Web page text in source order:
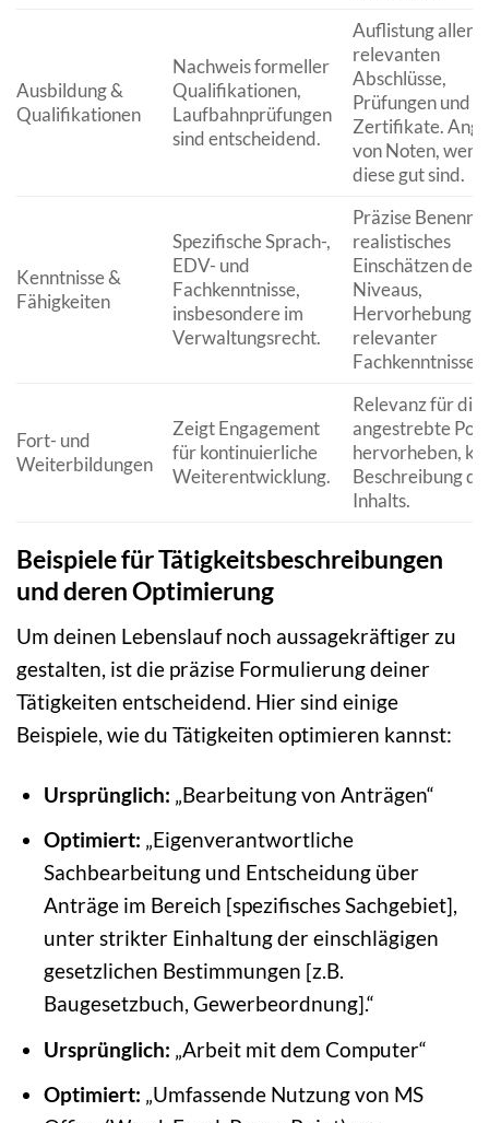
Ausbildung &
Qualifikationen
Nachweis formeller
Qualifikationen,
Laufbahnprüfungen
sind entscheidend.
Auflistung aller
relevanten
Abschlüsse,
Prüfungen und
Zertifikate.
von Noten, wenn
diese gut sind.
Kenntnisse &
Fähigkeiten
Spezifische Sprach-,
EDV- und
Fachkenntnisse,
insbesondere im
Verwaltungsrecht.
Präzise
realistisches
Einschätzen des
Niveaus,
Hervorhebung
relevanter
Fachkenntnisse.
Fort- und
Weiterbildungen
Zeigt Engagement
für kontinuierliche
Weiterentwicklung.
Relevanz für die
angestrebte
hervorheben,
Beschreibung
Inhalts.
Beispiele für Tätigkeitsbeschreibungen
und deren Optimierung
Um deinen Lebenslauf noch aussagekräftiger zu
gestalten, ist die präzise Formulierung deiner
Tätigkeiten entscheidend. Hier sind einige
Beispiele, wie du Tätigkeiten optimieren kannst:
Ursprünglich: „Bearbeitung von Anträgen“
Optimiert: „Eigenverantwortliche
Sachbearbeitung und Entscheidung über
Anträge im Bereich [spezifisches Sachgebiet],
unter strikter Einhaltung der einschlägigen
gesetzlichen Bestimmungen [z.B.
Baugesetzbuch, Gewerbeordnung].“
Ursprünglich: „Arbeit mit dem Computer“
Optimiert: „Umfassende Nutzung von MS